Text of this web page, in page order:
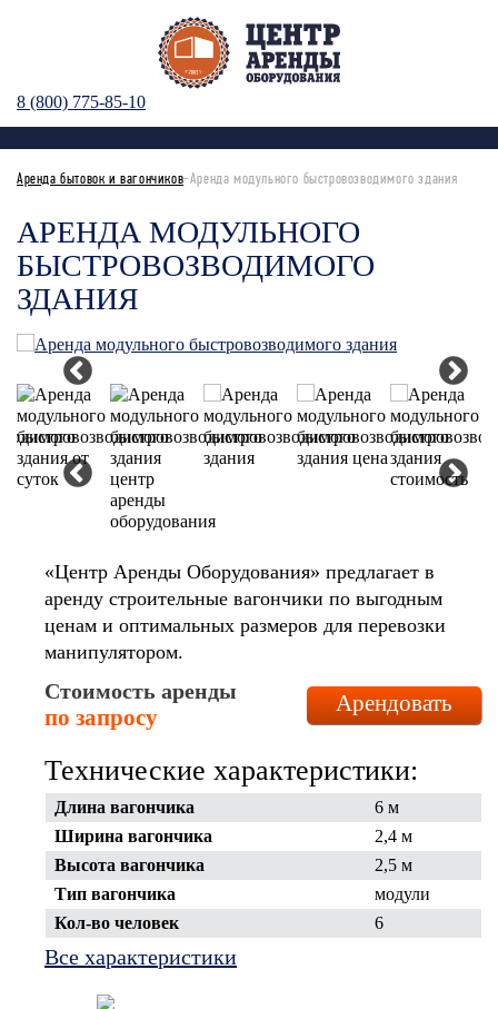
8 (800) 775-85-10
Аренда бытовок и вагончиков-Аренда модульного быстровозводимого здания
АРЕНДА МОДУЛЬНОГО
БЫСТРОВОЗВОДИМОГО
ЗДАНИЯ
«Центр Аренды Оборудования» предлагает в
аренду строительные вагончики по выгодным
ценам и оптимальных размеров для перевозки
манипулятором.
Стоимость аренды
по запросу
Арендовать
Технические характеристики:
Длина вагончика
6 м
Ширина вагончика
2,4 м
Высота вагончика
2,5 м
Тип вагончика
модули
Кол-во человек
6
Все характеристики